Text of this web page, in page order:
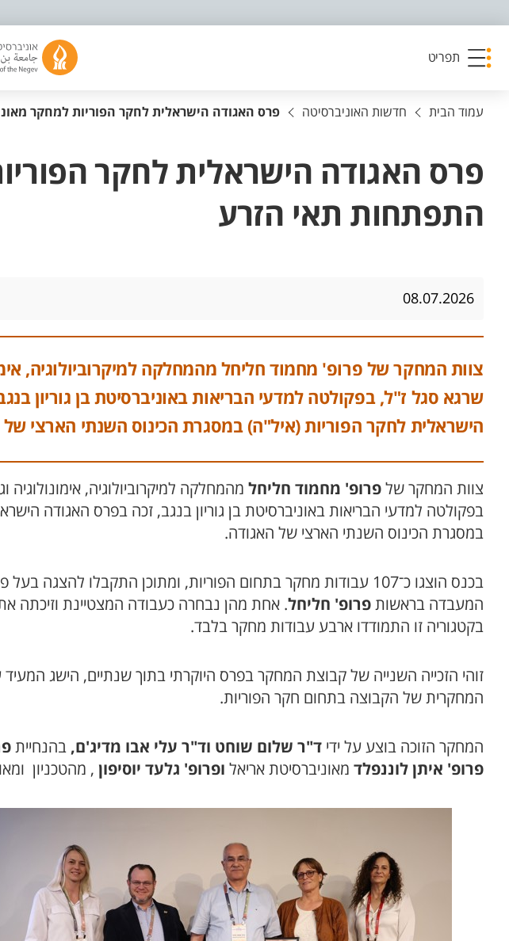
תפריט
עמוד הבית חדשות האוניברסיטה פרס האגודה הישראלית לחקר הפוריות למחקר
פרס האגודה הישראלית לחקר
התפתחות תאי הזרע
08.07.2026
צוות המחקר של פרופ' מחמוד חליחל מהמחלקה למיקרוביולוגיה,
שרגא סגל ז"ל, בפקולטה למדעי הבריאות באוניברסיטת בן גוריון
הישראלית לחקר הפוריות (איל"ה) במסגרת הכינוס השנתי הארצי
צוות המחקר של פרופ' מחמוד חליחל מהמחלקה למיקרוביולוגיה,
בפקולטה למדעי הבריאות באוניברסיטת בן גוריון בנגב, זכה בפרס האגודה
במסגרת הכינוס השנתי הארצי של האגודה.
בכנס הוצגו כ־107 עבודות מחקר בתחום הפוריות, ומתוכן התקבלו
המעבדה בראשות פרופ' חליחל. אחת מהן נבחרה כעבודה המצטיינת וזיכתה
בקטגוריה זו התמודדו ארבע עבודות מחקר בלבד.
זוהי הזכייה השנייה של קבוצת המחקר בפרס היוקרתי בתוך שנתיים, הישג
המחקרית של הקבוצה בתחום חקר הפוריות.
המחקר הזוכה בוצע על ידי ד"ר שלום שוחט וד"ר עלי אבו מדיג'ם, בהנחיית
פרופ' איתן לוננפלד מאוניברסיטת אריאל ופרופ' גלעד יוסיפון , מהטכניון